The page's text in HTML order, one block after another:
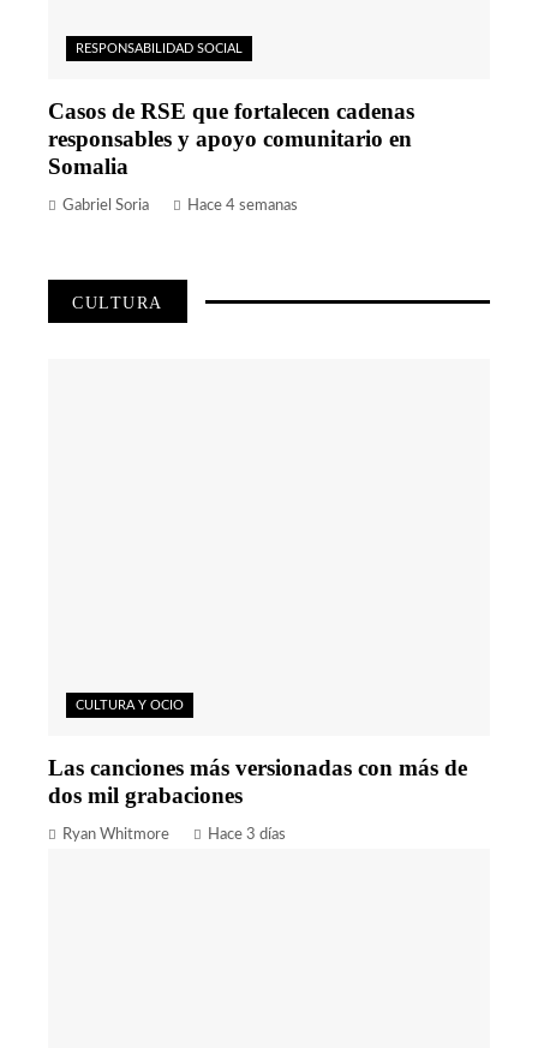
RESPONSABILIDAD SOCIAL
Casos de RSE que fortalecen cadenas
responsables y apoyo comunitario en
Somalia
Gabriel Soria Hace 4 semanas
CULTURA
CULTURA Y OCIO
Las canciones más versionadas con más de
dos mil grabaciones
Ryan Whitmore Hace 3 días